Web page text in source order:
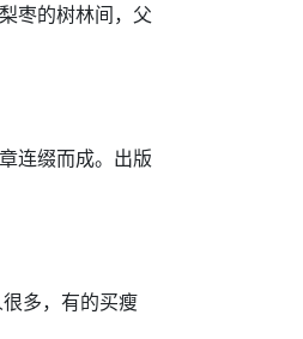
枣的树林间，父
连缀而成。出版
多，有的买瘦